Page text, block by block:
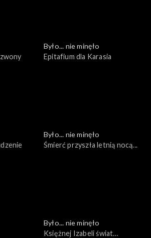
Było... nie minęło
Epitafium dla Karasia
Było... nie minęło
Śmierć przyszła letnią nocą...
Było... nie minęło
Księżnej Izabeli świat